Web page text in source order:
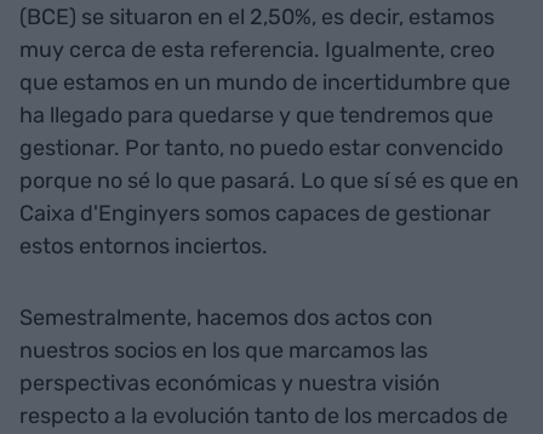
(BCE) se situaron en el 2,50%, es decir, estamos
muy cerca de esta referencia. Igualmente, creo
que estamos en un mundo de incertidumbre que
ha llegado para quedarse y que tendremos que
gestionar. Por tanto, no puedo estar convencido
porque no sé lo que pasará. Lo que sí sé es que en
Caixa d'Enginyers somos capaces de gestionar
estos entornos inciertos.
Semestralmente, hacemos dos actos con
nuestros socios en los que marcamos las
perspectivas económicas y nuestra visión
respecto a la evolución tanto de los mercados de